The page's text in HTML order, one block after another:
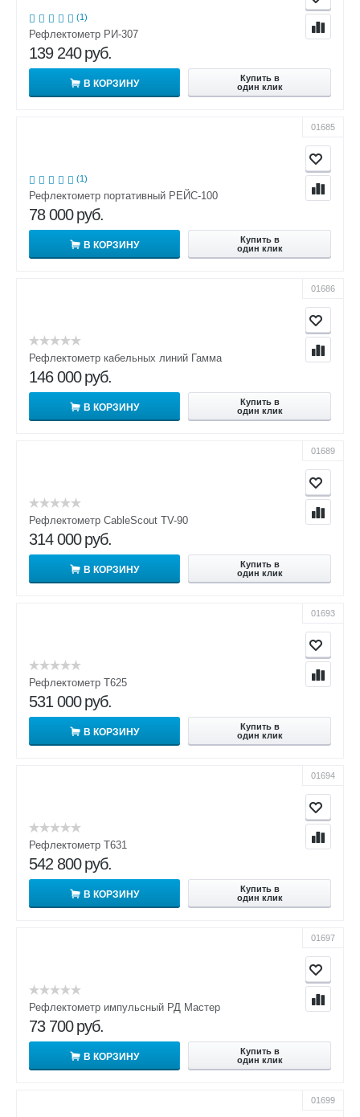
(1)
Рефлектометр РИ-307
139 240 руб.
В КОРЗИНУ
Купить в
один клик
01685
(1)
Рефлектометр портативный РЕЙС-100
78 000 руб.
В КОРЗИНУ
Купить в
один клик
01686
Рефлектометр кабельных линий Гамма
146 000 руб.
В КОРЗИНУ
Купить в
один клик
01689
Рефлектометр CableScout TV-90
314 000 руб.
В КОРЗИНУ
Купить в
один клик
01693
Рефлектометр Т625
531 000 руб.
В КОРЗИНУ
Купить в
один клик
01694
Рефлектометр Т631
542 800 руб.
В КОРЗИНУ
Купить в
один клик
01697
Рефлектометр импульсный РД Мастер
73 700 руб.
В КОРЗИНУ
Купить в
один клик
01699